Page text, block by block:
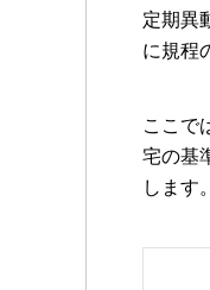
定期異
に規程
ここで
宅の基
します。